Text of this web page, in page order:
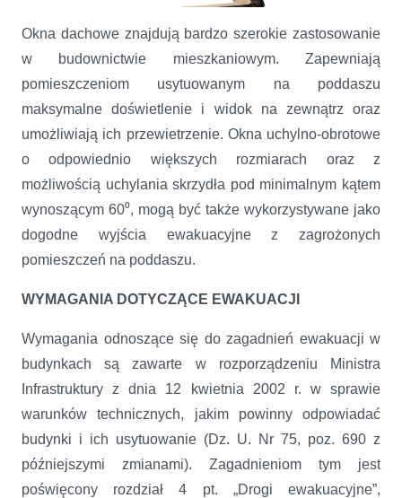
Ewakuacyjne okna dachowe
Okna dachowe znajdują bardzo szerokie zastosowanie
w budownictwie mieszkaniowym. Zapewniają
pomieszczeniom usytuowanym na poddaszu
maksymalne doświetlenie i widok na zewnątrz oraz
umożliwiają ich przewietrzenie. Okna uchylno-obrotowe
o odpowiednio większych rozmiarach oraz z
możliwością uchylania skrzydła pod minimalnym kątem
wynoszącym 60⁰, mogą być także wykorzystywane jako
dogodne wyjścia ewakuacyjne z zagrożonych
pomieszczeń na poddaszu.
WYMAGANIA DOTYCZĄCE EWAKUACJI
Wymagania odnoszące się do zagadnień ewakuacji w
budynkach są zawarte w rozporządzeniu Ministra
Infrastruktury z dnia 12 kwietnia 2002 r. w sprawie
warunków technicznych, jakim powinny odpowiadać
budynki i ich usytuowanie (Dz. U. Nr 75, poz. 690 z
późniejszymi zmianami). Zagadnieniom tym jest
poświęcony rozdział 4 pt. „Drogi ewakuacyjne”,